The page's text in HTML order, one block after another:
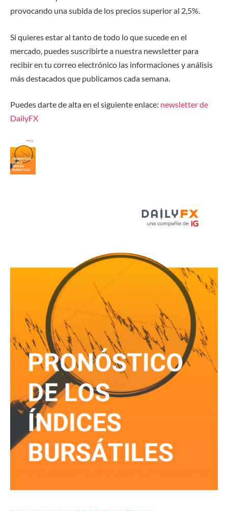
provocando una subida de los precios superior al 2,5%.
Si quieres estar al tanto de todo lo que sucede en el
mercado, puedes suscribirte a nuestra newsletter para
recibir en tu correo electrónico las informaciones y análisis
más destacados que publicamos cada semana.
Puedes darte de alta en el siguiente enlace: newsletter de
DailyFX